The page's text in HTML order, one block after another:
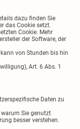
dazu finden Sie
das Cookie setzt.
Cookie. Mehr
der Software, der
von Stunden bis hin
Art. 6 Abs. 1
Daten zu
warum Sie genutzt
besser verstehen.